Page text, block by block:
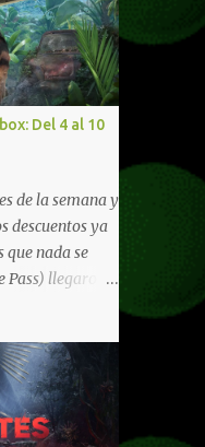
Del 4 al 10
de la semana y
descuentos ya
que nada se
Pass) llegaron a
están de
para
nos permite